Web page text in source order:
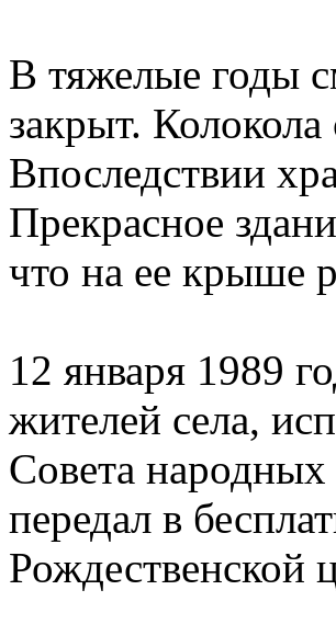
В тяжелые годы
закрыт.
Впоследствии
Прекрасное
что на ее крыше
12 января 1989
жителей села,
Совета народных
передал в
Рождественской